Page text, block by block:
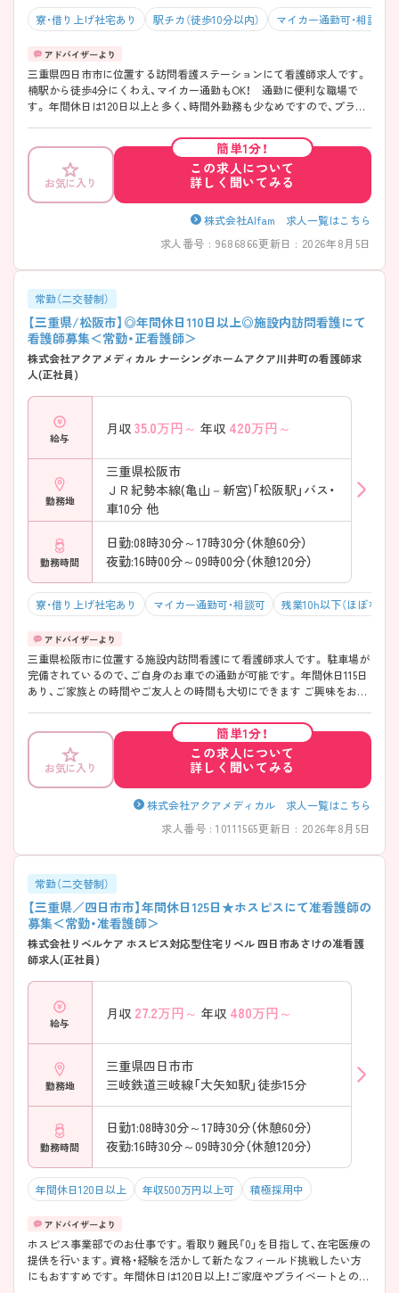
寮・借り上げ社宅あり 駅チカ（徒歩10分以内） マイカー通勤可・相談可
三重県四日市市に位置する訪問看護ステーションにて看護師求人です。
楠駅から徒歩4分にくわえ、マイカー通勤もOK！ 通勤に便利な職場で
す。 年間休日は120日以上と多く、時間外勤務も少なめですので、プライ
の方には詳細の情報や面接のポイントをお伝えしますのでお気軽にお問
い合わせくださいませ。
お気に入り
簡単1分！
この求人について
詳しく聞いてみる
株式会社Alfam 求人一覧はこちら
求人番号 : 9686866更新日 : 2026年8月5日
常勤（二交替制）
【三重県/松阪市】◎年間休日110日以上◎施設内訪問看護にて
看護師募集＜常勤・正看護師＞
株式会社アクアメディカル ナーシングホームアクア川井町の看護師求
人(正社員)
給与
月収 35.0万円～ 年収 420万円～
勤務地
三重県松阪市
ＪＲ紀勢本線(亀山－新宮)「松阪駅」バス・
車10分 他
勤務時間
日勤:08時30分～17時30分（休憩60分）
夜勤:16時00分～09時00分（休憩120分）
寮・借り上げ社宅あり マイカー通勤可・相談可 残業10h以下（ほぼなし）
三重県松阪市に位置する施設内訪問看護にて看護師求人です。 駐車場が
完備されているので、ご自身のお車での通勤が可能です。 年間休日115日
あり、ご家族との時間やご友人との時間も大切にできます ご興味をお持
お気に入り
簡単1分！
この求人について
詳しく聞いてみる
株式会社アクアメディカル 求人一覧はこちら
求人番号 : 10111565更新日 : 2026年8月5日
常勤（二交替制）
【三重県／四日市市】年間休日125日★ホスピスにて准看護師の
募集＜常勤・准看護師＞
株式会社リベルケア ホスピス対応型住宅リベル 四日市あさけの准看護
師求人(正社員)
給与
月収 27.2万円～ 年収 480万円～
勤務地
三重県四日市市
三岐鉄道三岐線「大矢知駅」徒歩15分
勤務時間
日勤1:08時30分～17時30分（休憩60分）
夜勤:16時30分～09時30分（休憩120分）
年間休日120日以上 年収500万円以上可 積極採用中
ホスピス事業部でのお仕事です。看取り難民「0」を目指して、在宅医療の
提供を行います。資格・経験を活かして新たなフィールド挑戦したい方
にもおすすめです。 年間休日は120日以上！ご家庭やプライベートとの両